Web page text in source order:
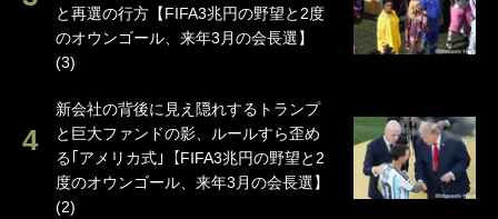
と再選の行方【FIFA3兆円の野望と2度
のオウンゴール、来年3月の会長選】
(3)
新会社の背後に見え隠れするトランプ
と巨大ファンドの影、ルールすら歪め
る｢アメリカ式｣【FIFA3兆円の野望と2
度のオウンゴール、来年3月の会長選】
(2)